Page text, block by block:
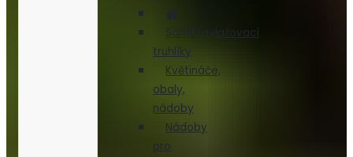
Samozavlažovací
truhlíky
Květináče,
obaly,
nádoby
Nádoby
pro